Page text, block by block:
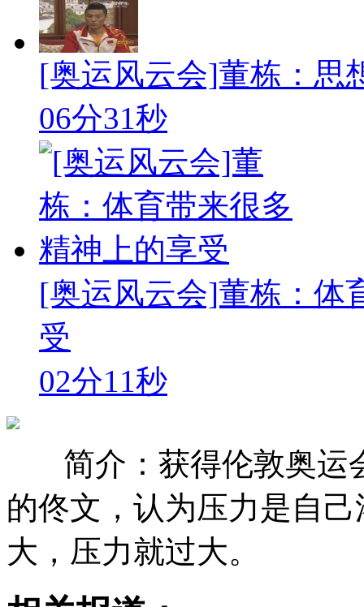
[奥运风云会]董栋：思
06分31秒
[奥运风云会]董栋：体
受
02分11秒
简介：获得伦敦奥运
的佟文，认为压力是自
大，压力就过大。